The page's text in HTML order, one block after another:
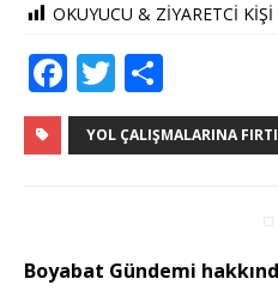
OKUYUCU & ZİYARETCİ KİŞİ
F
a
c
o
T
w
it
h
ar
YOL ÇALIŞMALARINA
Boyabat Gündemi